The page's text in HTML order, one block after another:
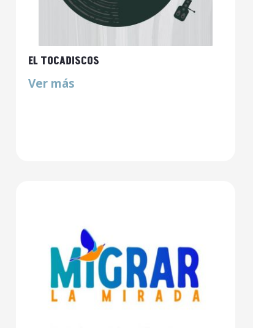
EL TOCADISCOS
Ver más